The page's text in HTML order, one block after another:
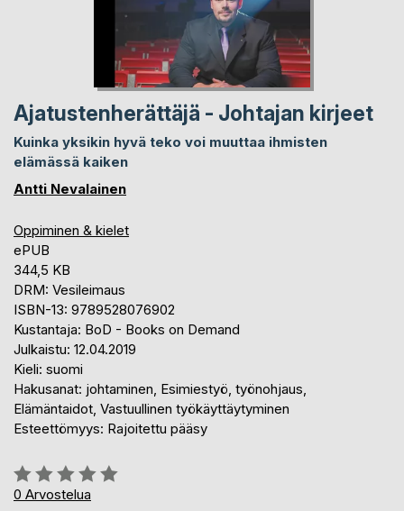
Ajatustenherättäjä - Johtajan kirjeet
Kuinka yksikin hyvä teko voi muuttaa ihmisten
elämässä kaiken
Antti Nevalainen
Oppiminen & kielet
ePUB
344,5 KB
DRM: Vesileimaus
ISBN-13: 9789528076902
Kustantaja: BoD - Books on Demand
Julkaistu: 12.04.2019
Kieli: suomi
Hakusanat: johtaminen, Esimiestyö, työnohjaus,
Elämäntaidot, Vastuullinen työkäyttäytyminen
Esteettömyys: Rajoitettu pääsy
Arvostelu::
0%
0 Arvostelua